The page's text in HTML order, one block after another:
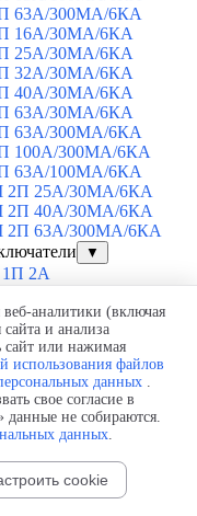
63А/300МА/6КА
16А/30МА/6КА
25А/30МА/6КА
32А/30МА/6КА
40А/30МА/6КА
63А/30МА/6КА
63А/300МА/6КА
100А/300МА/6КА
63А/100MA/6КА
2П 25А/30МА/6КА
2П 40А/30МА/6КА
2П 63А/300МА/6КА
▼
1П 2А
1П 4А
1П 6А
1П 10А
1П 16А
1П 20А
1П 25А
32А
50А
1П 63А
аналитики (включая
и анализа
сайт или нажимая
использования файлов
данных .
свое согласие в
не собираются.
данных.
cookie